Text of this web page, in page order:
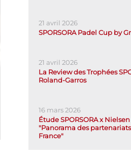
21 avril 2026
SPORSORA Padel Cup by
21 avril 2026
La Review des Trophées
Roland-Garros
16 mars 2026
Étude SPORSORA x
"Panorama des
France"